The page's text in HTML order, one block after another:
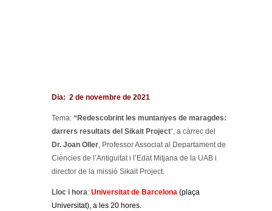
Dia: 2 de novembre de 2021
Tema: “Redescobrint les muntanyes de maragdes:
darrers resultats del Sikait Project“, a càrrec del
Dr. Joan Oller, Professor Associat al Departament de
Ciències de l’Antiguitat i l’Edat Mitjana de la UAB i
director de la missió Sikait Project.
Lloc i hora: Universitat de Barcelona (plaça
Universitat), a les 20 hores.